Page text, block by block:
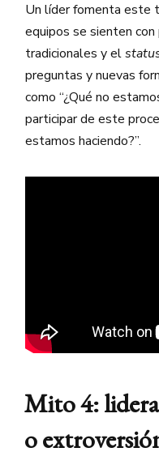
Un líder fomenta este
equipos se sienten
tradicionales y el
preguntas y nuevas
como “¿Qué no
participar de este
estamos haciendo?”.
Mito 4:
o